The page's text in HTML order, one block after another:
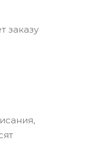
заказу